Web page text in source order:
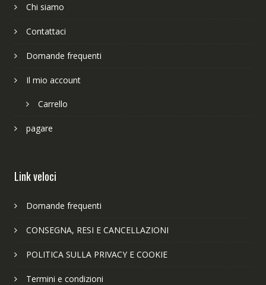
Chi siamo
Contattaci
Domande frequenti
Il mio account
Carrello
pagare
Link veloci
Domande frequenti
CONSEGNA, RESI E CANCELLAZIONI
POLITICA SULLA PRIVACY E COOKIE
Termini e condizioni